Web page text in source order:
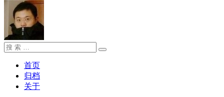
搜
搜
首页
归档
关于